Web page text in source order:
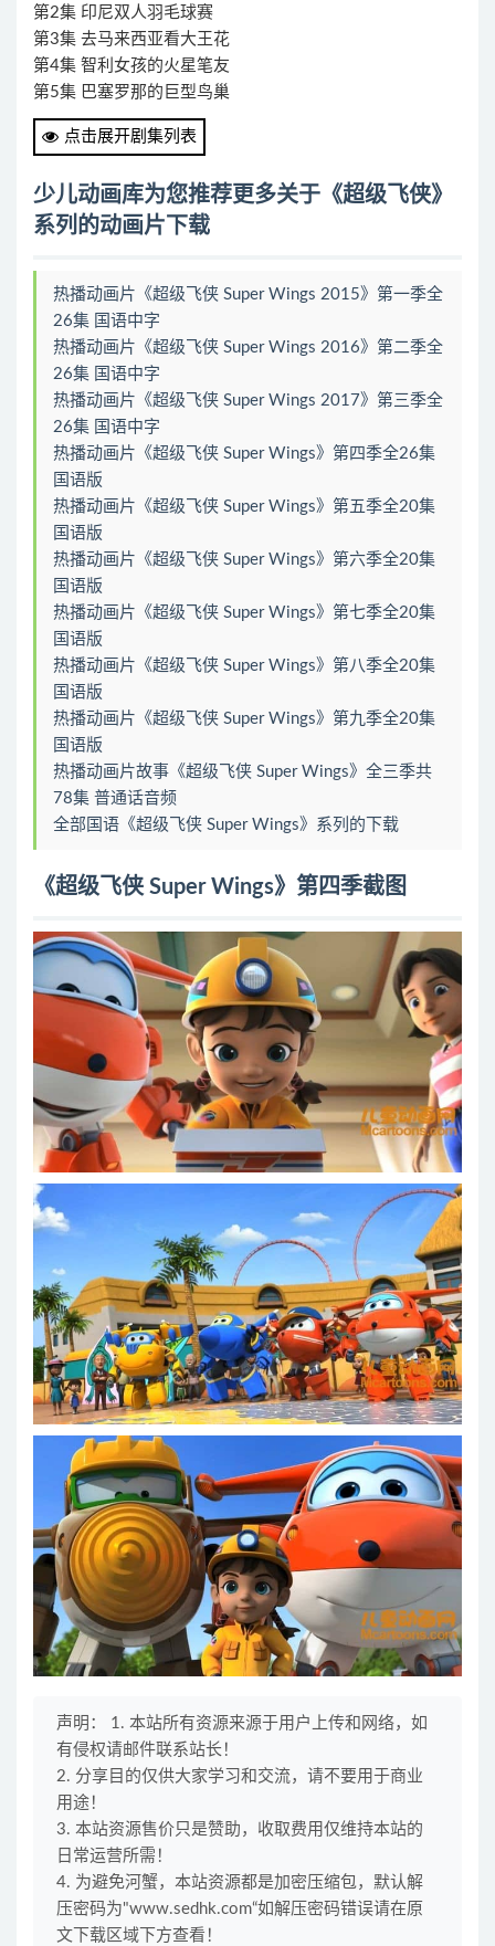
第2集 印尼双人羽毛球赛
第3集 去马来西亚看大王花
第4集 智利女孩的火星笔友
第5集 巴塞罗那的巨型鸟巢
第6集 路德维希堡南瓜庆典
第7集 穿越地心去厄瓜多尔
第9集 有趣的波兰龙庆典
第10集 寻找丹麦美人鱼
第13集 在汤加播报天气
第14集 日本救猫大行动
第15集 在西伯利亚跳芭蕾舞
第16集 去克罗地亚跳健美操
第17集 哥伦比亚的巨型陀螺
第18集 一起去新西兰跳毛利舞
第19集 拯救柬埔寨红树林
第20集 惊险的罗马观光之旅
第21集 去中国看卡丁车比赛
第22集 去卡塔尔参加时尚秀
第23集 去土耳其过儿童节
第24集 在苏格兰玩冰壶
第25集 陪韩国朋友过中秋 上
第26集 陪韩国朋友过中秋 下
点击展开剧集列表
少儿动画库为您推荐更多关于《超级飞侠》
系列的动画片下载
热播动画片《超级飞侠 Super Wings 2015》第一季全
26集 国语中字
热播动画片《超级飞侠 Super Wings 2016》第二季全
26集 国语中字
热播动画片《超级飞侠 Super Wings 2017》第三季全
26集 国语中字
热播动画片《超级飞侠 Super Wings》第四季全26集
国语版
热播动画片《超级飞侠 Super Wings》第五季全20集
国语版
热播动画片《超级飞侠 Super Wings》第六季全20集
国语版
热播动画片《超级飞侠 Super Wings》第七季全20集
国语版
热播动画片《超级飞侠 Super Wings》第八季全20集
国语版
热播动画片《超级飞侠 Super Wings》第九季全20集
国语版
热播动画片故事《超级飞侠 Super Wings》全三季共
78集 普通话音频
全部国语《超级飞侠 Super Wings》系列的下载
《超级飞侠 Super Wings》第四季截图
声明： 1. 本站所有资源来源于用户上传和网络，如
有侵权请邮件联系站长！
2. 分享目的仅供大家学习和交流，请不要用于商业
用途！
3. 本站资源售价只是赞助，收取费用仅维持本站的
日常运营所需！
4. 为避免河蟹，本站资源都是加密压缩包，默认解
压密码为"www.sedhk.com“如解压密码错误请在原
文下载区域下方查看！